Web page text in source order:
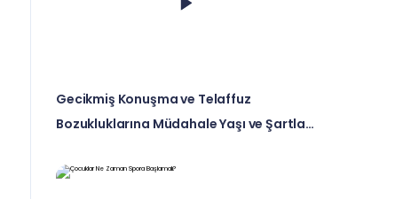
Gecikmiş Konuşma ve Telaffuz
Bozukluklarına Müdahale Yaşı ve Şartları